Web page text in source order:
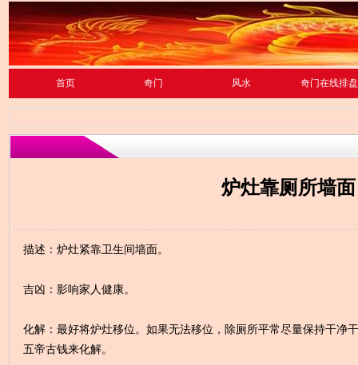
首页 奇门 风水 奇门在线排盘
炉灶靠厕所墙面
描述：炉灶紧靠卫生间墙面。
吉凶：影响家人健康。
化解：最好将炉灶移位。如果无法移位，除厕所平常尽量保持干净
五帝古钱来化解。